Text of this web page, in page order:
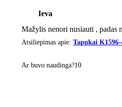
Ieva
Mažylis nenori nusiauti , padas
Atsiliepimas apie: Tapukai K1596-
Ar buvo naudinga?10